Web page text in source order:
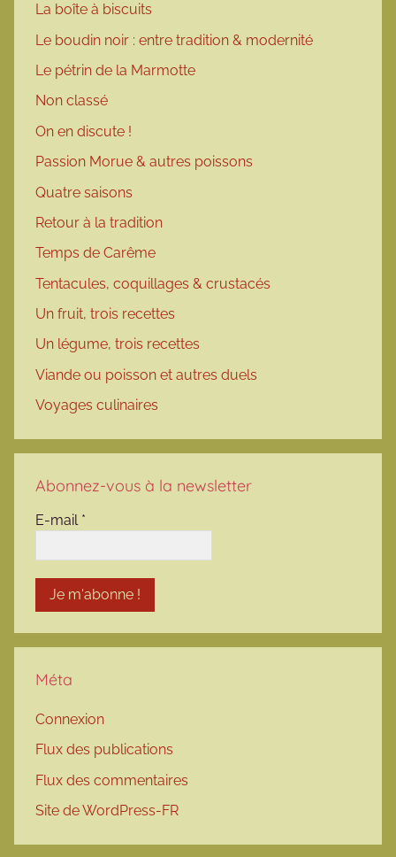
La boîte à biscuits
Le boudin noir : entre tradition & modernité
Le pétrin de la Marmotte
Non classé
On en discute !
Passion Morue & autres poissons
Quatre saisons
Retour à la tradition
Temps de Carême
Tentacules, coquillages & crustacés
Un fruit, trois recettes
Un légume, trois recettes
Viande ou poisson et autres duels
Voyages culinaires
Abonnez-vous à la newsletter
E-mail *
Méta
Connexion
Flux des publications
Flux des commentaires
Site de WordPress-FR